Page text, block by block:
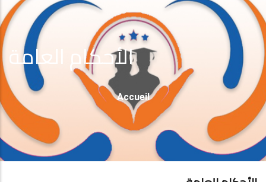
الأحكام العامة
Fil
D'Ariane
Accueil